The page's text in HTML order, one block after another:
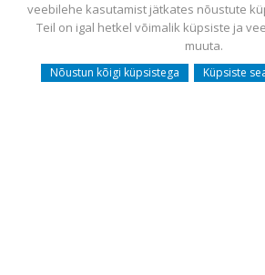
Utiliseerimine
Sisukaart
Webmail